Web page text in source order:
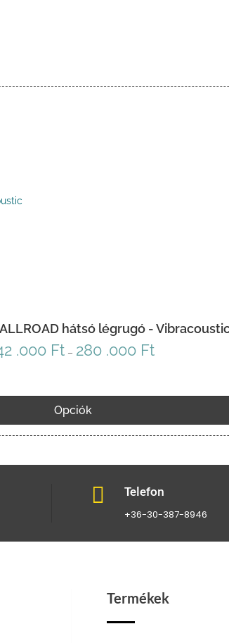
ALLROAD hátsó légrugó -
.000 Ft – 280 .000 FtÁrtartomány:
-
Opciók
 Telefon
+36-30-387-8946
Termékek